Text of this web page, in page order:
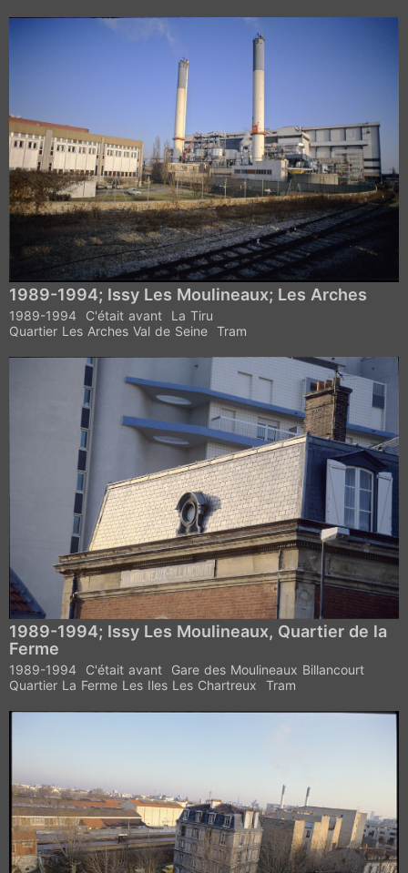
1989-1994; Issy Les Moulineaux; Les Arches
1989-1994 C'était avant
La Tiru
Quartier Les Arches Val de Seine Tram
1989-1994; Issy Les Moulineaux, Quartier de la
Ferme
1989-1994 C'était avant
Gare des Moulineaux Billancourt
Quartier La Ferme Les Iles Les Chartreux
Tram